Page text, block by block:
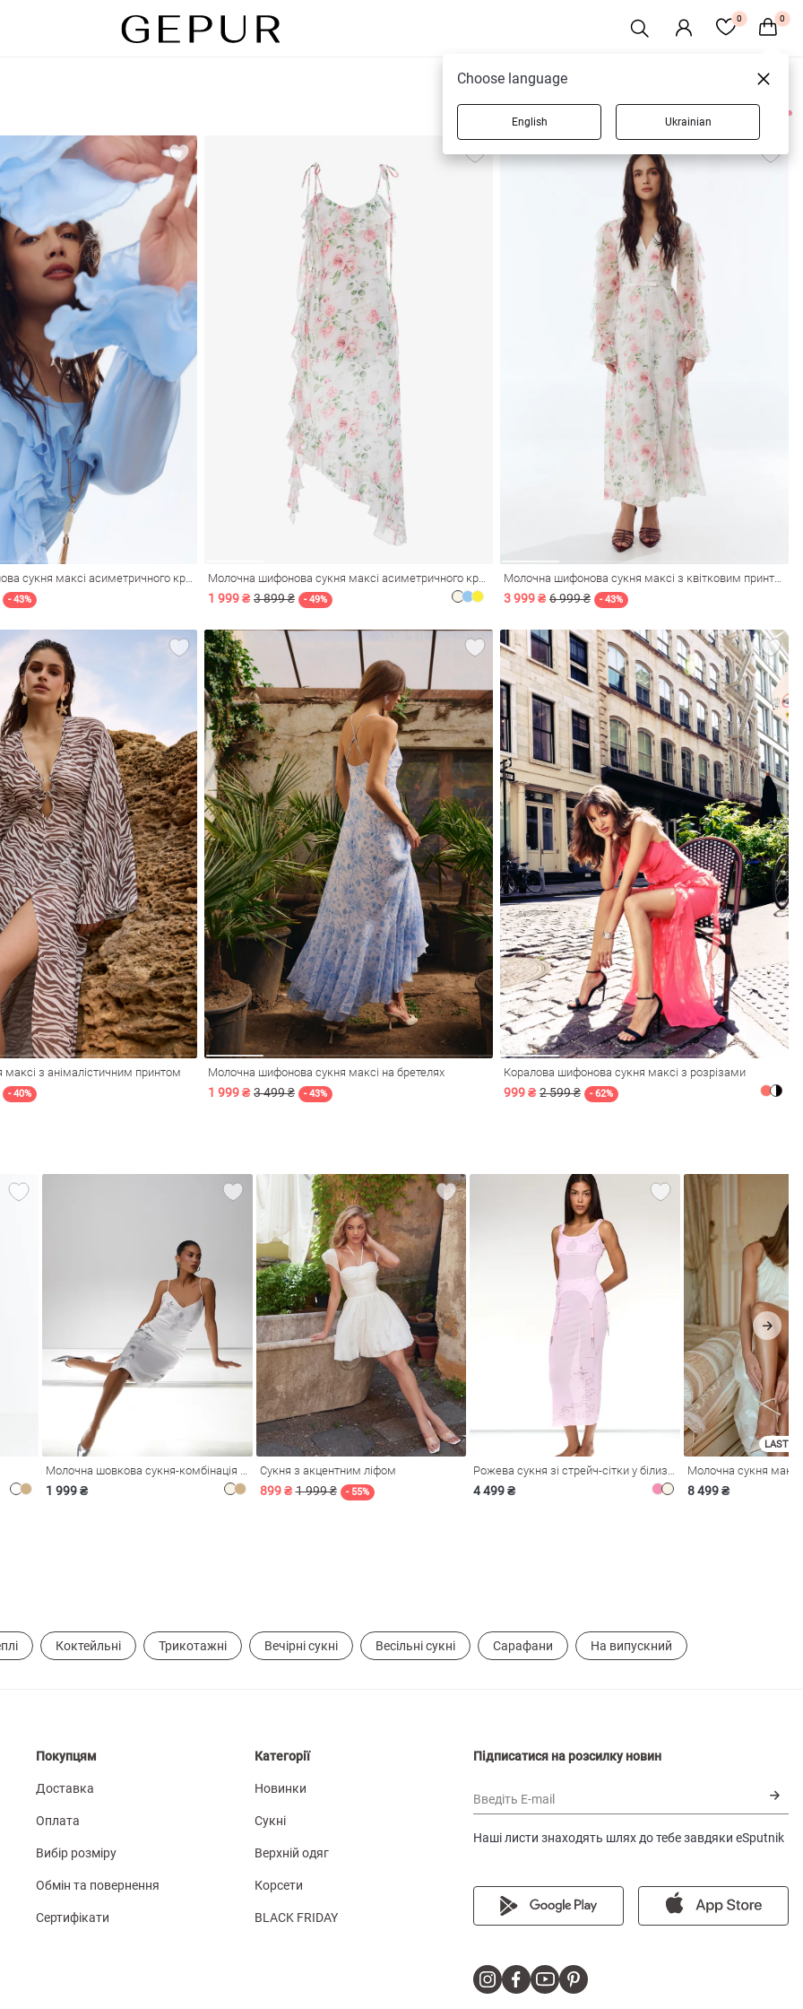
0 0
8 товарів
Блакитна шифонова сукня максі асиметричного крою
- 43%
Молочна шифонова сукня максі асиметричного крою
1 999 ₴ 3 899 ₴ - 49%
Молочна шифонова сукня максі з квітковим принтом
3 999 ₴ 6 999 ₴ - 43%
максі з анімалістичним принтом
- 40%
Молочна шифонова сукня максі на бретелях
1 999 ₴ 3 499 ₴ - 43%
Коралова шифонова сукня максі з розрізами
999 ₴ 2 599 ₴ - 62%
1 999 ₴
Сукня з акцентним ліфом
899 ₴ 1 999 ₴ - 55% 4 499 ₴
LAST
8 499 ₴
Коктейльні Трикотажні Вечірні сукні Весільні сукні Сарафани На випускний
Покупцям
Доставка
Оплата
Вибір розміру
Обмін та повернення
Сертифікати
Категорії
Новинки
Сукні
Верхній одяг
Корсети
BLACK FRIDAY
Підписатися на розсилку новин
Введіть E-mail
Наші листи знаходять шлях до тебе завдяки eSputnik
Choose language
English Ukrainian